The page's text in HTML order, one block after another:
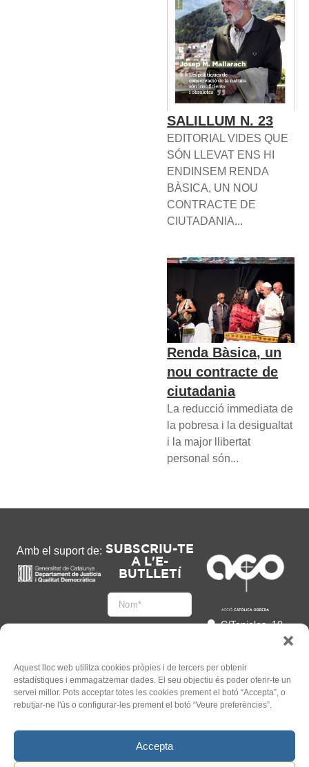
Aquest lloc web utilitza cookies pròpies i de tercers per obtenir
estadístiques i emmagatzemar dades. El seu objectiu és poder oferir-te un
servei millor. Pots acceptar totes les cookies prement el botó “Accepta”, o
rebutjar-ne l'ús o configurar-les prement el botó “Veure preferències”.
Accepta
SALILLUM N. 23
EDITORIAL VIDES QUE
SÓN LLEVAT ENS HI
ENDINSEM RENDA
BÀSICA, UN NOU
CONTRACTE DE
CIUTADANIA...
Renda Bàsica, un
nou contracte de
ciutadania
La reducció immediata de
la pobresa i la desigualtat
i la major llibertat
personal són...
Amb el suport de: SUBSCRIU-TE
A L'E-
BUTLLETÍ
Accepto
l'Informació legal
C/Tapioles, 10
93 505 86 86
hola@acocat.org